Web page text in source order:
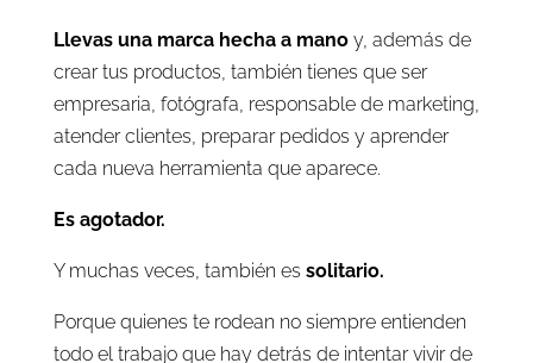
Llevas una marca hecha a manoy, además de
crear tus productos, también tienes que ser
empresaria, fotógrafa, responsable de marketing,
atender clientes, preparar pedidos y aprender
cada nueva herramienta que aparece.
Es agotador.
Y muchas veces, también es solitario.
Porque quienes te rodean no siempre entienden
todo el trabajo que hay detrás de intentar vivir de